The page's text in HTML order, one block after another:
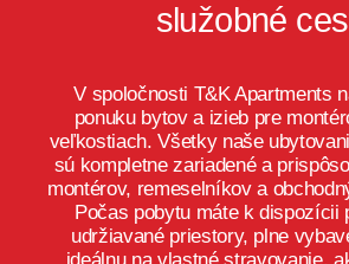
služobné
V spoločnosti T&K Apartments
ponuku bytov a izieb pre
veľkostiach. Všetky naše
sú kompletne zariadené a
montérov, remeselníkov a
Počas pobytu máte k dispozícii
udržiavané priestory, plne